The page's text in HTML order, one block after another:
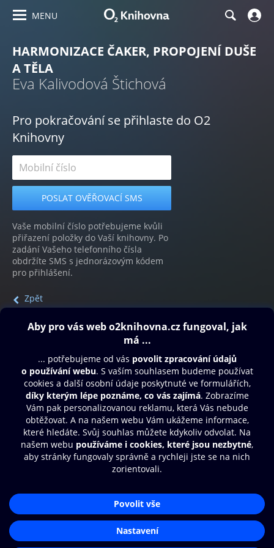
MENU
HARMONIZACE ČAKER, PROPOJENÍ DUŠE
A TĚLA
Eva Kalivodová Štichová
Pro pokračování se přihlaste do O2
Knihovny
Vaše mobilní číslo potřebujeme kvůli
přiřazení položky do Vaší knihovny. Po
zadání Vašeho telefonního čísla
obdržíte SMS s jednorázovým kódem
pro přihlášení.
Zpět
Obsah ke stažení
Moje O2 Knihovna
Další zábava
© O2 Czech Republic a.s.
Přístupnost
Zásady zpracování osobních údajůAplikace O2 Knihovna
Čti a poslouchej své e-knihy a
audioknihy rychleji a pohodlněji.